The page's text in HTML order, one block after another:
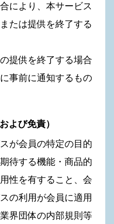
により、本サービス
たは提供を終了する
提供を終了する場合
事前に通知するもの
よび免責）
が会員の特定の目的
待する機能・商品的
性を有すること、会
の利用が会員に適用
界団体の内部規則等